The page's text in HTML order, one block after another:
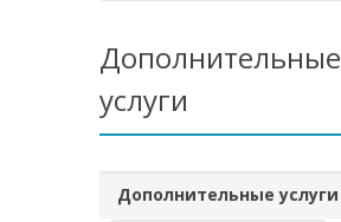
Дополнительные
услуги
Дополнительные услуги